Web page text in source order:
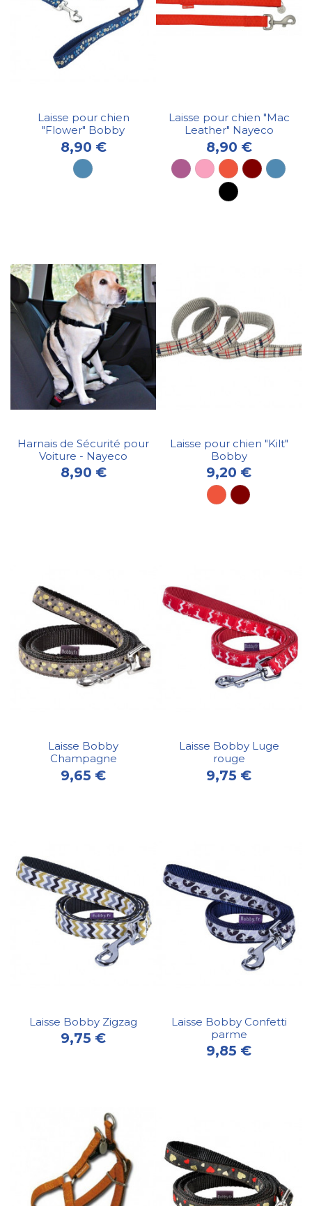
Laisse pour chien
"Flower" Bobby
8,90 €
Laisse pour chien "Mac
Leather" Nayeco
8,90 €
Harnais de Sécurité pour
Voiture - Nayeco
8,90 €
Laisse pour chien "Kilt"
Bobby
9,20 €
Laisse Bobby
Champagne
9,65 €
Laisse Bobby Luge
rouge
9,75 €
Laisse Bobby Zigzag
9,75 €
Laisse Bobby Confetti
parme
9,85 €